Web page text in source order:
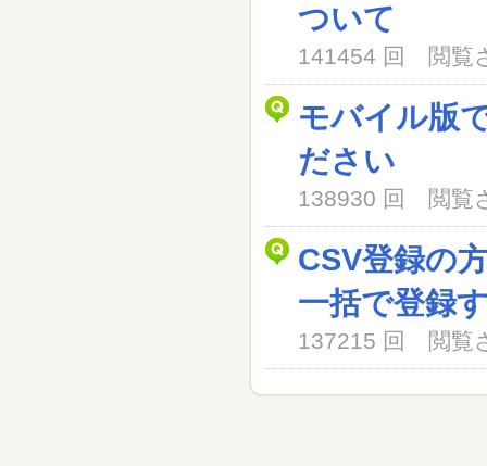
ついて
141454 回 閲覧
モバイル版
ださい
138930 回 閲覧
CSV登録の
一括で登録
137215 回 閲覧